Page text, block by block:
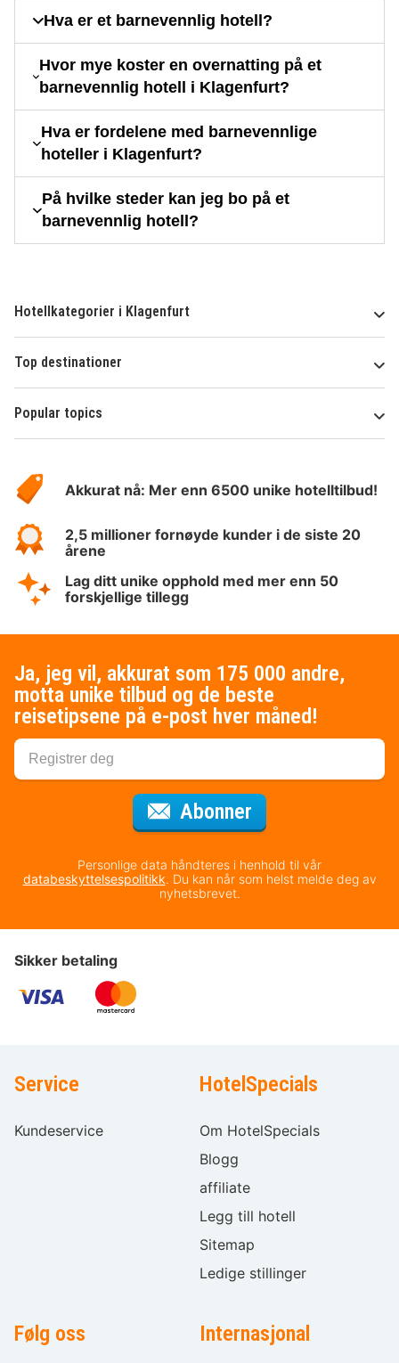
Hva er et barnevennlig hotell?
Hvor mye koster en overnatting på et
barnevennlig hotell i Klagenfurt?
Hva er fordelene med barnevennlige
hoteller i Klagenfurt?
På hvilke steder kan jeg bo på et
barnevennlig hotell?
Hotellkategorier i Klagenfurt
Top destinationer
Popular topics
Hotelspecials
Akkurat nå: Mer enn 6500 unike hotelltilbud!
2,5 millioner fornøyde kunder i de siste 20
årene
Lag ditt unike opphold med mer enn 50
forskjellige tillegg
Ja, jeg vil, akkurat som 175 000 andre,
motta unike tilbud og de beste
reisetipsene på e-post hver måned!
Abonner
Personlige data håndteres i henhold til vår
databeskyttelsespolitikk. Du kan når som helst melde deg av
nyhetsbrevet.
Sikker betaling
Service
Kundeservice
HotelSpecials
Om HotelSpecials
Blogg
affiliate
Legg till hotell
Sitemap
Ledige stillinger
Følg oss Internasjonal